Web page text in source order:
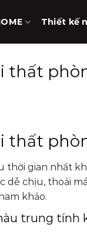
Thiết kế
thất
thất
thời gian nhất
dễ chịu, thoải
khảo.
trung